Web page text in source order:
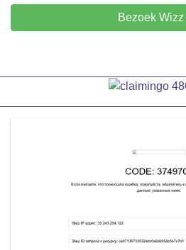
Bezoek Wizz